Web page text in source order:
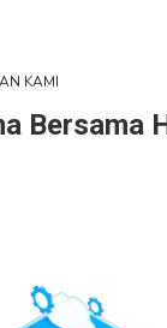
KAMI
Bersama